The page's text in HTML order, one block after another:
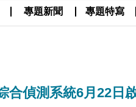
專題新聞 專題特寫
合偵測系統6月22日